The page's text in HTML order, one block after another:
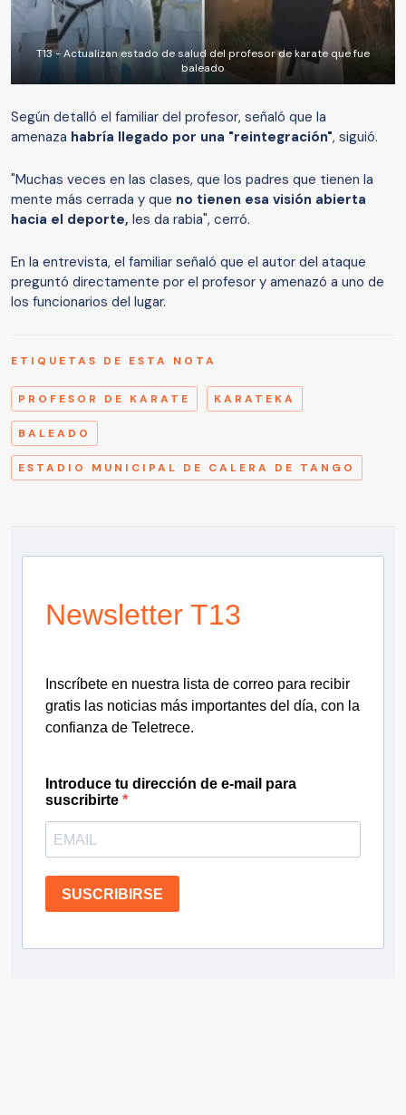
T13 - Actualizan estado de salud del profesor de karate que fue
baleado
Según detalló el familiar del profesor, señaló que la
amenaza habría llegado por una "reintegración", siguió.
"Muchas veces en las clases, que los padres que tienen la
mente más cerrada y que no tienen esa visión abierta
hacia el deporte, les da rabia", cerró.
En la entrevista, el familiar señaló que el autor del ataque
preguntó directamente por el profesor y amenazó a uno de
los funcionarios del lugar.
ETIQUETAS DE ESTA NOTA
PROFESOR DE KARATE KARATEKA
BALEADO
ESTADIO MUNICIPAL DE CALERA DE TANGO
Newsletter T13
Inscríbete en nuestra lista de correo para recibir
gratis las noticias más importantes del día, con la
confianza de Teletrece.
Introduce tu dirección de e-mail para
suscribirte
SUSCRIBIRSE